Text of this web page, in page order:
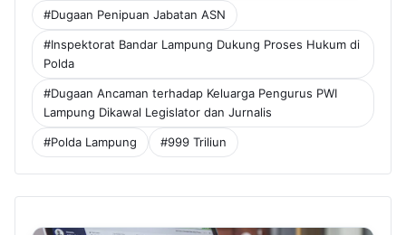
#Dugaan Penipuan Jabatan ASN
#Inspektorat Bandar Lampung Dukung Proses Hukum di
Polda
#Dugaan Ancaman terhadap Keluarga Pengurus PWI
Lampung Dikawal Legislator dan Jurnalis
#Polda Lampung #999 Triliun